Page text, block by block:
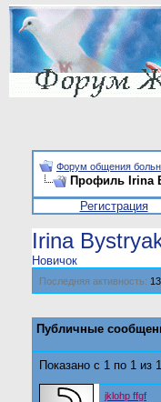
Форум общения
Профиль Irina
Регистрация
Irina
Новичок
Последняя активность:
Публичные
Показано с 1 по 1 из 1
jklohp ffgf